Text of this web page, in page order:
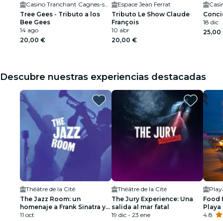
Tree Gees - Tributo a los
Bee Gees
14 ago
20,00 €
Espace Jean Ferrat
Tributo Le Show Claude
François
10 abr
20,00 €
18 dic
25,00
Descubre nuestras experiencias destacadas
Théâtre de la Cité
The Jazz Room: un
homenaje a Frank Sinatra y
Louis Armstrong
11 oct
Théâtre de la Cité
The Jury Experience: Una
salida al mar fatal
19 dic - 23 ene
Food
Playa
4.8